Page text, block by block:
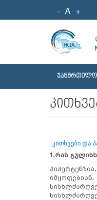
- A +
კითხვები და
1.რას